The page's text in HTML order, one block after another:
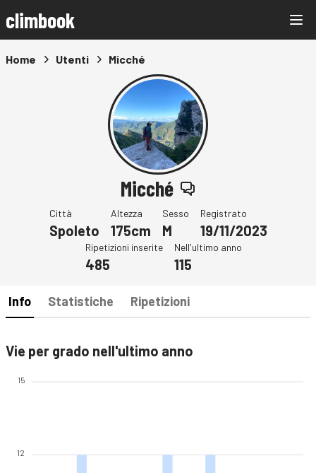
climbook
Home Utenti Micché
Micché
Città
Spoleto
Altezza
175cm
Sesso
M
Registrato
19/11/2023
Ripetizioni inserite
485
Nell'ultimo anno
115
Info Statistiche Ripetizioni
Vie per grado nell'ultimo anno
15
12